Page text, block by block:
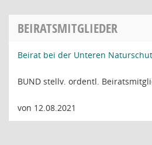
BEIRATSMITGLIEDER
Beirat bei der Unteren
BUND stellv. ordentl.
von 12.08.2021